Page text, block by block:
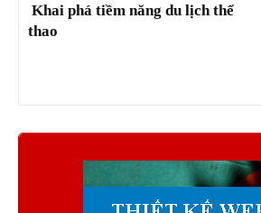
Khai phá tiềm năng du lịch thể
thao